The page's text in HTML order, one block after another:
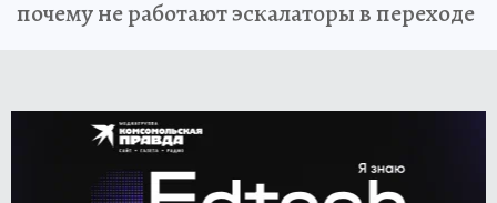
почему не работают эскалаторы в переходе